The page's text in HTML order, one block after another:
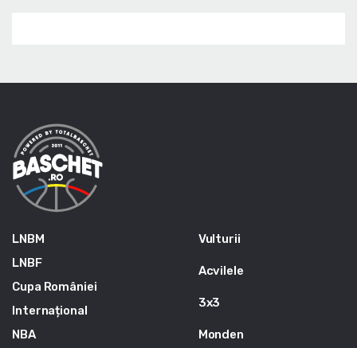
LNBM
LNBF
Cupa României
Internațional
NBA
Vulturii
Acvilele
3x3
Monden